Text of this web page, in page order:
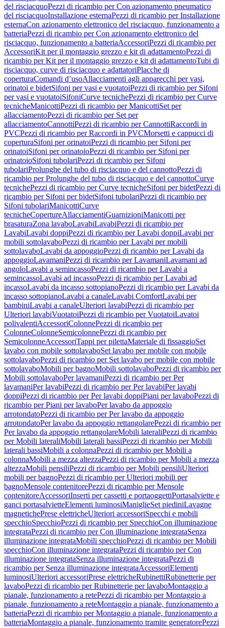
del risciacquoPezzi di ricambio per Con azionamento pneumatico
del risciacquoInstallazione esternaPezzi di ricambio per Installazione
esternaCon azionamento elettronico del risciacquo, funzionamento a
batteriaPezzi di ricambio per Con azionamento elettronico del
risciacquo, funzionamento a batteriaAccessoriPezzi di ricambio per
AccessoriKit per il montaggio grezzo e kit di adattamentoPezzi di
ricambio per Kit per il montaggio grezzo e kit di adattamentoTubi di
risciacquo, curve di risciacquo e adattatoriPlacche di
coperturaComandi d’usoAllacciamenti agli apparecchi per vasi,
orinatoi e bidetSifoni per vasi e vuotatoiPezzi di ricambio per Sifoni
per vasi e vuotatoiSifoniCurve tecnichePezzi di ricambio per Curve
tecnicheManicottiPezzi di ricambio per ManicottiSet per
allacciamentoPezzi di ricambio per Set per
allacciamentoCannottiPezzi di ricambio per CannottiRaccordi in
PVCPezzi di ricambio per Raccordi in PVCMorsetti e cappucci di
coperturaSifoni per orinatoiPezzi di ricambio per Sifoni per
orinatoiSifoni per orinatoioPezzi di ricambio per Sifoni per
orinatoioSifoni tubolariPezzi di ricambio per Sifoni
tubolariProlunghe del tubo di risciacquo e del cannottoPezzi di
ricambio per Prolunghe del tubo di risciacquo e del cannottoCurve
tecnichePezzi di ricambio per Curve tecnicheSifoni per bidetPezzi di
ricambio per Sifoni per bidetSifoni tubolariPezzi di ricambio per
Sifoni tubolariManicottiCurve
tecnicheCopertureAllacciamentiGuarnizioniManicotti per
brasaturaZona lavaboLavabiLavabiPezzi di ricambio per
LavabiLavabi doppiPezzi di ricambio per Lavabi doppiLavabi per
mobili sottolavaboPezzi di ricambio per Lavabi per mobili
sottolavaboLavabi da appoggioPezzi di ricambio per Lavabi da
appoggioLavamaniPezzi di ricambio per LavamaniLavamani ad
angoloLavabi a semincassoPezzi di ricambio per Lavabi a
semincassoLavabi ad incassoPezzi di ricambio per Lavabi ad
incassoLavabi da incasso sottopianoPezzi di ricambio per Lavabi da
incasso sottopianoLavabi a canaleLavabi ComfortLavabi per
bambiniLavabi a canaleUlteriori lavabiPezzi di ricambio per
Ulteriori lavabiVuotatoiPezzi di ricambio per VuotatoiLavatoi
polivalentiAccessoriColonnePezzi di ricambio per
ColonneColonneSemicolonnePezzi di ricambio per
SemicolonneAccessoriTappi per pilettaMateriale di fissaggioSet
lavabo con mobile sottolavaboSet lavabo per mobile con mobile
sottolavaboPezzi di ricambio per Set lavabo per mobile con mobile
sottolavaboMobili per bagnoMobili sottolavaboPezzi di ricambio per
Mobili sottolavaboPer lavamaniPezzi di ricambio per Per
lavamaniPer lavabiPezzi di ricambio per Per lavabiPer lavabi
doppiPezzi di ricambio per Per lavabi doppiPiani per lavaboPezzi di
ricambio per Piani per lavaboPer lavabo da appoggio
arrotondatoPezzi di ricambio per Per lavabo da appoggio
arrotondatoPer lavabo da appoggio rettangolarePezzi di ricambio per
Per lavabo da appoggio rettangolareMobili lateraliPezzi di ricambio
per Mobili lateraliMobili laterali bassiPezzi di ricambio per Mobili
laterali bassiMobili a colonnaPezzi di ricambio per Mobili a
colonnaMobili a mezza altezzaPezzi di ricambio per Mobili a mezza
altezzaMobili pensiliPezzi di ricambio per Mobili pensiliUlteriori
mobili per bagnoPezzi di ricambio per Ulteriori mobili per
bagnoMensole contenitorePezzi di ricambio per Mensole
contenitoreAccessoriInserti per cassetti e portaoggettiPortasalviette e
ganci portasalvietteElementi luminosiManiglieSet piediniLavagne
magnetichePrese elettricheUlteriori accessoriSpecchi e mobili
specchioSpecchioPezzi di ricambio per SpecchioCon illuminazione
integrataPezzi di ricambio per Con illuminazione integrataSenza
illuminazione integrataMobili specchioPezzi di ricambio per Mobili
specchioCon illuminazione integrataPezzi di ricambio per Con
illuminazione integrataSenza illuminazione integrataPezzi di
ricambio per Senza illuminazione integrataAccessoriElementi
luminosiUlteriori accessoriPrese elettricheRubinettiRubinetterie per
lavaboPezzi di ricambio per Rubinetterie per lavaboMontaggio a
pianale, funzionamento a retePezzi di ricambio per Montaggio a
pianale, funzionamento a reteMontaggio a pianale, funzionamento a
batteriaPezzi di ricambio per Montaggio a pianale, funzionamento a
batteriaMontaggio a pianale, funzionamento tramite generatorePezzi